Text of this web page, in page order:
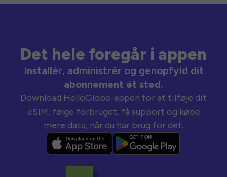
Det hele foregår i appen
Installér, administrér og genopfyld dit
abonnement ét sted.
Download HelloGlobe-appen for at tilføje dit
eSIM, følge forbruget, få support og købe
mere data, når du har brug for det.